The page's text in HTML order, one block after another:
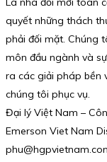
quyết những thách
phải đối mặt. Chúng
môn đầu ngành và
ra các giải pháp bền
chúng tôi phục vụ.
Đại lý Việt Nam –
Emerson Viet Nam